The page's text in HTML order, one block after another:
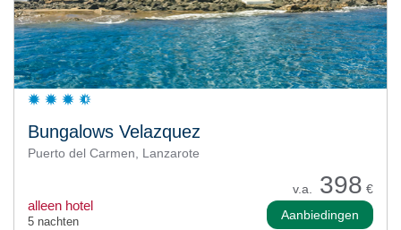
Bungalows Velazquez
Puerto del Carmen, Lanzarote
v.a. 398 €
alleen hotel
5 nachten Aanbiedingen